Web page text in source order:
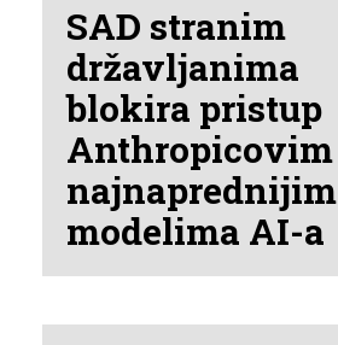
SAD stranim
državljanima
blokira pristup
Anthropicovim
najnaprednijim
modelima AI-a